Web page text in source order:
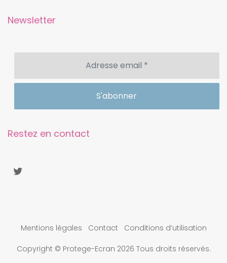
Newsletter
Restez en contact
Mentions légales Contact Conditions d’utilisation
Copyright © Protege-Ecran 2026 Tous droits réservés.